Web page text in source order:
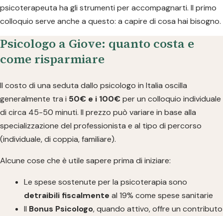
psicoterapeuta ha gli strumenti per accompagnarti. Il primo
colloquio serve anche a questo: a capire di cosa hai bisogno.
Psicologo a Giove: quanto costa e
come risparmiare
Il costo di una seduta dallo psicologo in Italia oscilla
generalmente tra i 50€ e i 100€ per un colloquio individuale
di circa 45-50 minuti. Il prezzo può variare in base alla
specializzazione del professionista e al tipo di percorso
(individuale, di coppia, familiare).
Alcune cose che è utile sapere prima di iniziare:
Le spese sostenute per la psicoterapia sono
detraibili fiscalmente al 19% come spese sanitarie
Il Bonus Psicologo, quando attivo, offre un contributo